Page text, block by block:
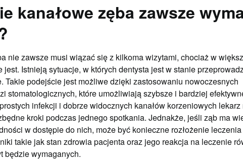
kanałowe zęba zawsze
nie zawsze musi wiązać się z kilkoma wizytami, chociaż w
jest. Istnieją sytuacje, w których dentysta jest w stanie
Takie podejście jest możliwe dzięki zastosowaniu nowoczesnych
stomatologicznych, które umożliwiają szybsze i bardziej
infekcji i dobrze widocznych kanałów korzeniowych lekarz
kroki podczas jednego spotkania. Jednakże, jeśli ząb ma
w dostępie do nich, może być konieczne rozłożenie
takie jak stan zdrowia pacjenta oraz jego reakcja na leczenie
będzie wymaganych.